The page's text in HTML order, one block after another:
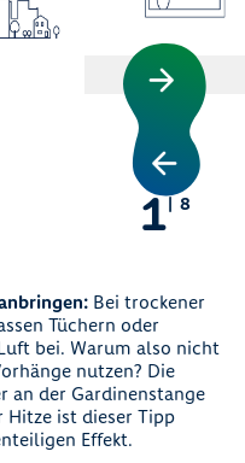
1 8
Bei trockener
Tüchern oder
bei. Warum also nicht
nutzen? Die
an der Gardinenstange
ist dieser Tipp
Effekt.